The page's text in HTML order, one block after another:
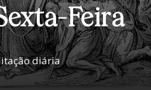
Feira
diária